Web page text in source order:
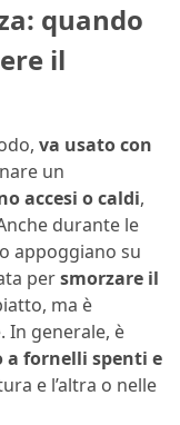
quando
il
va usato con
un
accesi o caldi,
durante le
appoggiano su
persmorzare il
ma è
In generale, è
a fornelli spenti e
e l’altra o nelle